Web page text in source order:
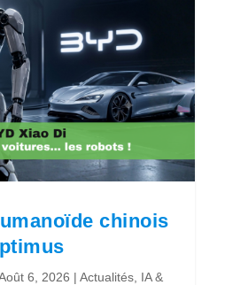
chinois
6, 2026 |Actualités IA &